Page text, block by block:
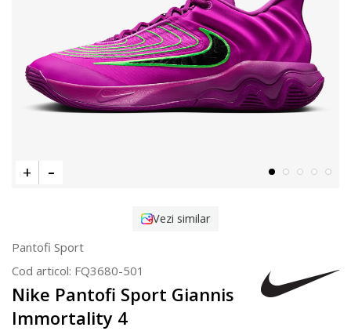
Vezi similar
Pantofi Sport
Cod articol: FQ3680-501
Nike Pantofi Sport Giannis
Immortality 4